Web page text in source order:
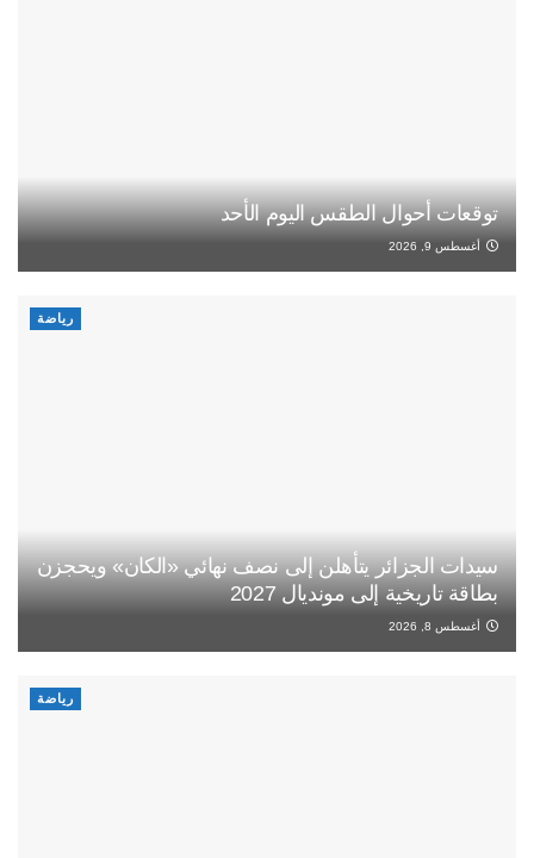
توقعات أحوال الطقس اليوم الأحد
أغسطس 9, 2026
رياضة
سيدات الجزائر يتأهلن إلى نصف نهائي «الكان» ويحجزن
بطاقة تاريخية إلى مونديال 2027
أغسطس 8, 2026
رياضة